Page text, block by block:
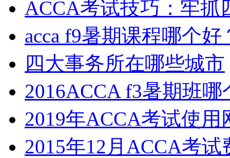
ACCA考试技巧：牢抓
acca f9暑期课程哪个好
四大事务所在哪些城市
2016ACCA f3暑期班哪
2019年ACCA考试使用
2015年12月ACCA考试